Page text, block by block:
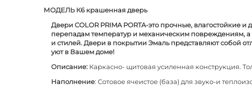
МОДЕЛЬ К6 крашенная дверь
Двери COLOR PRIMA PORTA-это прочные, влагостойкие
перепадам температур и механическим повреждениям, а
и стилей. Двери в покрытии Эмаль представляют собой
уют в Вашем доме!
Описание: Каркасно- щитовая усиленная конструкция.
Наполнение: Сотовое ячеистое (база) для звуко-и